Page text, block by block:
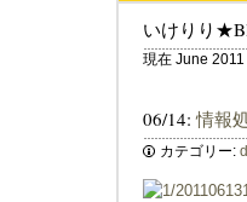
いけりり
現在 June
06/14:情報
カテゴリー: